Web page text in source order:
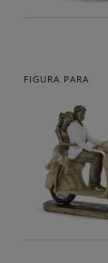
FIGURA PARA